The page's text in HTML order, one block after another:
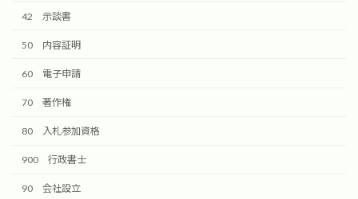
42 示談書
50 内容証明
60 電子申請
70 著作権
80 入札参加資格
900 行政書士
90 会社設立